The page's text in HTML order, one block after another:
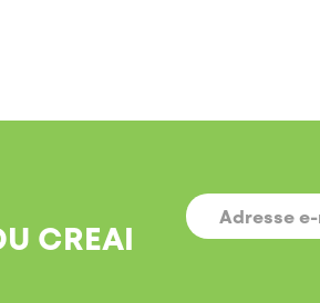
CREAI
E-
MAIL *